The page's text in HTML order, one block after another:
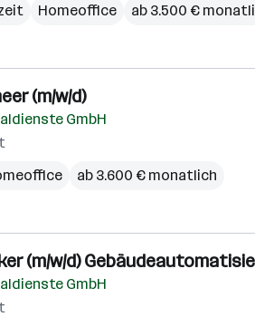
Homeoffice ab 3.500 €
(m/w/d)
GmbH
ab 3.600 € monatlich
(m/w/d)
GmbH